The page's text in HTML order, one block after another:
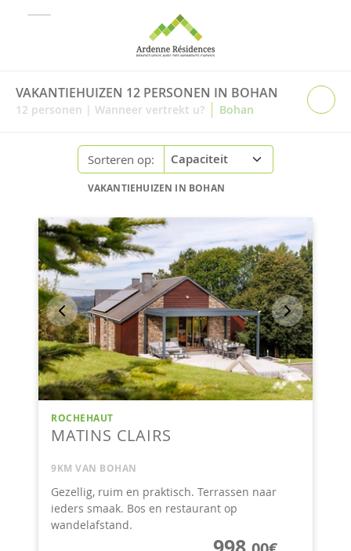
VAKANTIEHUIZEN 12 PERSONEN IN BOHAN
12 personen | Wanneer vertrekt u? | Bohan
Sorteren op:
VAKANTIEHUIZEN IN BOHAN